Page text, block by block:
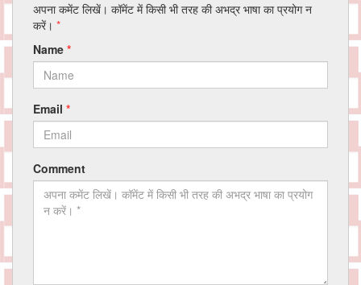
अपना कमेंट लिखें। कॉमेंट में किसी भी तरह की अभद्र भाषा का प्रयोग न
करें। *
Name *
Email *
Comment